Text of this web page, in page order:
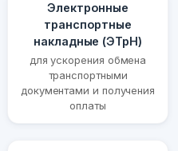
Электронные
транспортные
накладные (ЭТрН)
для ускорения обмена
транспортными
документами и получения
оплаты